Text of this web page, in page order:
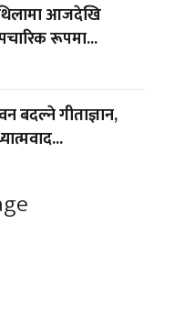
आजदेखि
रूपमा...
बदल्ने गीताज्ञान,